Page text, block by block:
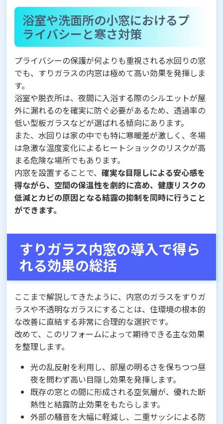
浴室や洗面所の小窓におけるプ
ライバシーと寒さ対策
プライバシーの保護が何よりも重視される水回りの窓
でも、すりガラスの内窓は極めて高い効果を発揮しま
す。
浴室や脱衣所は、夜間に入浴する際のシルエットが屋
外に漏れるのを確実に防ぐ必要があるため、透過率の
低い型板ガラスなどが選ばれる傾向にあります。
また、水回りは家の中でも特に寒暖差が激しく、冬場
は急激な温度変化によるヒートショックのリスクが高
まる危険な場所でもあります。
内窓を設置することで、 確実な目隠しによる安心感を
得ながら、空間の保温性を劇的に高め、健康リスクの
低減とカビの原因となる結露の抑制を同時に行うこと
ができます。
すりガラス内窓の導入で得ら
れる効果の総括
ここまで解説してきたように、内窓のガラスをすりガ
ラスや不透明なガラスにすることは、住環境の根本的
な改善に直結する非常に合理的な選択です。
改めて、このリフォームによって期待できる主な効果
を整理します。
光の乱反射を利用し、部屋の明るさを保ちつつ昼
夜を問わず高い目隠し効果を発揮します。
既存の窓との間に形成される空気層が、優れた断
熱性と結露防止効果をもたらします。
外部の騒音を大幅に軽減し、二重サッシによる防